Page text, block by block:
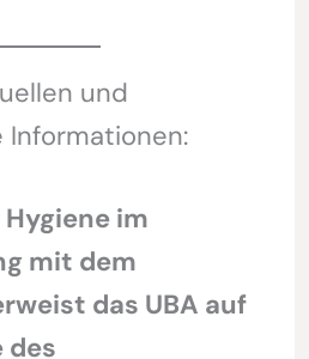
und
im
mit dem
das ⁠UBA⁠ auf
des